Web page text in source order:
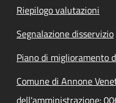
Riepilogo valutazioni
Segnalazione disservizio
Piano di miglioramento
Comune di Annone
dell'amministrazione: